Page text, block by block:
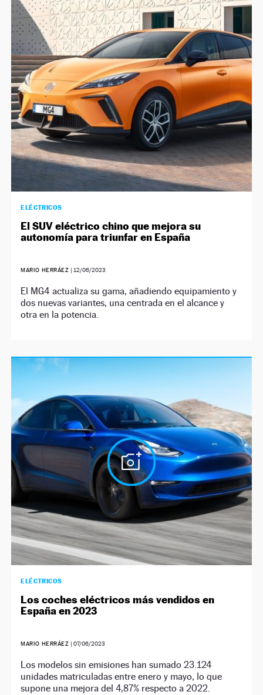
ELÉCTRICOS
El SUV eléctrico chino que mejora su
autonomía para triunfar en España
MARIO HERRÁEZ | 12/06/2023
El MG4 actualiza su gama, añadiendo equipamiento y
dos nuevas variantes, una centrada en el alcance y
otra en la potencia.
ELÉCTRICOS
Los coches eléctricos más vendidos en
España en 2023
MARIO HERRÁEZ | 07/06/2023
Los modelos sin emisiones han sumado 23.124
unidades matriculadas entre enero y mayo, lo que
supone una mejora del 4,87% respecto a 2022.